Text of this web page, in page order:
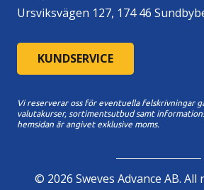
Ursviksvägen 127, 174 46
KUNDSERVICE
Vi reserverar oss för eventuella felskrivningar
valutakurser, sortimentsutbud samt
hemsidan är angivet exklusive moms.
© 2026 Sweves Advance AB.